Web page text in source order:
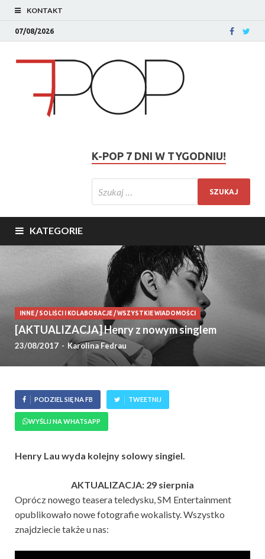
KONTAKT
07/08/2026
K-POP 7 DNI W TYGODNIU!
KATEGORIE
INNE/SOLIŚCI I KOLABORACJE/WSZYSTKIE WIADOMOŚCI
[AKTUALIZACJA] Henry z nowym singlem
23/08/2017 - Karolina Fedrau
PODZIEL SIĘ NA FB TWEETNIJ
WYŚLIJ NA WHATSAPP
Henry Lau wyda kolejny solowy singiel.
AKTUALIZACJA: 29 sierpnia
Oprócz nowego teasera teledysku, SM Entertainment
opublikowało nowe fotografie wokalisty. Wszystko
znajdziecie także u nas: